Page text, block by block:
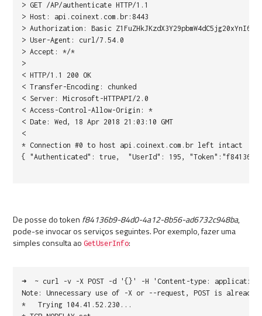
> GET /AP/authenticate HTTP/1.1
> Host: api.coinext.com.br:8443
> Authorization: Basic
> User-Agent: curl/7.54.0
> Accept: */*
>
< HTTP/1.1 200 OK
< Transfer-Encoding: chunked
< Server: Microsoft-HTTPAPI/2.0
< Access-Control-Allow-Origin: *
< Date: Wed, 18 Apr 2018 21:03:10 GMT
<
* Connection #0 to host api.coinext.com.br left intact
{ "Authenticated": true, "UserId": 195, "Token":"f84136b9-
De posse do token f84136b9-84d0-4a12-8b56-ad6732c948ba,
pode-se invocar os serviços seguintes. Por exemplo, fazer uma
simples consulta aoGetUserInfo:
➜ ~ curl -v -X POST -d '{}' -H 'Content-type: application/
Note: Unnecessary use of -X or --request, POST is
* Trying 104.41.52.230...